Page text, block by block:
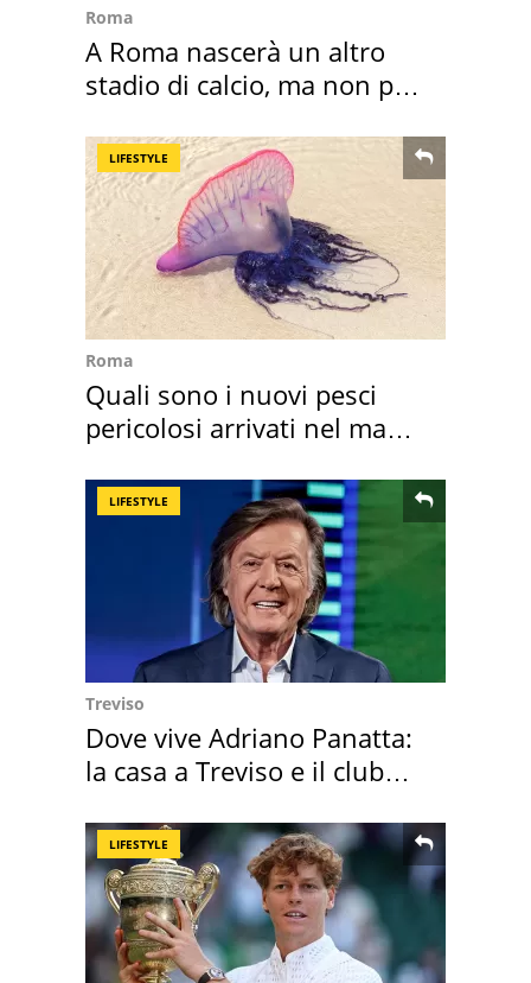
Roma
A Roma nascerà un altro
stadio di calcio, ma non per
LIFESTYLE
Roma
Quali sono i nuovi pesci
pericolosi arrivati nel mar
LIFESTYLE
Treviso
Dove vive Adriano Panatta:
la casa a Treviso e il club
LIFESTYLE